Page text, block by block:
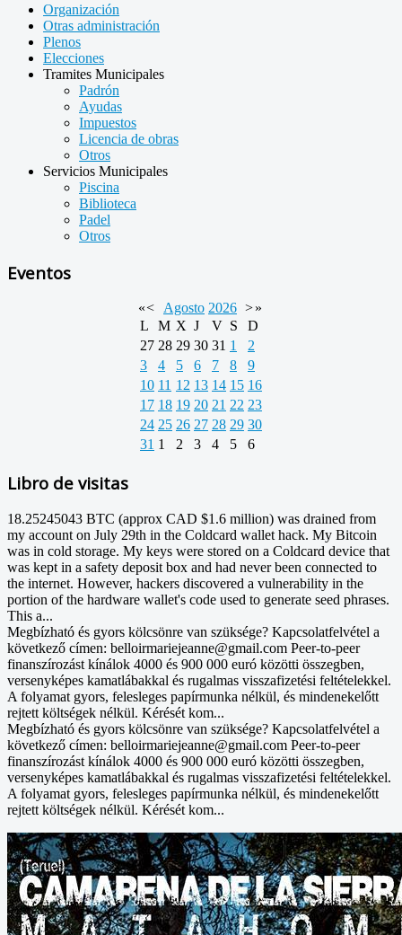
Organización
Otras administración
Plenos
Elecciones
Tramites Municipales
Padrón
Ayudas
Impuestos
Licencia de obras
Otros
Servicios Municipales
Piscina
Biblioteca
Padel
Otros
Eventos
«< Agosto 2026 >»
L
M X J V S
D
27 28 29 30 31 1
2
3
4 5 6 7 8
9
10 11 12 13 14 15 16
17 18 19 20 21 22 23
24 25 26 27 28 29 30
31 1 2 3 4 5 6
Libro de visitas
18.25245043 BTC (approx CAD $1.6 million) was drained from
my account on July 29th in the Coldcard wallet hack. My Bitcoin
was in cold storage. My keys were stored on a Coldcard device that
was kept in a safety deposit box and had never been connected to
the internet. However, hackers discovered a vulnerability in the
portion of the hardware wallet's code used to generate seed phrases.
This a...
Megbízható és gyors kölcsönre van szüksége? Kapcsolatfelvétel a
következő címen: belloirmariejeanne@gmail.com Peer-to-peer
finanszírozást kínálok 4000 és 900 000 euró közötti összegben,
versenyképes kamatlábakkal és rugalmas visszafizetési feltételekkel.
A folyamat gyors, felesleges papírmunka nélkül, és mindenekelőtt
rejtett költségek nélkül. Kérését kom...
Megbízható és gyors kölcsönre van szüksége? Kapcsolatfelvétel a
következő címen: belloirmariejeanne@gmail.com Peer-to-peer
finanszírozást kínálok 4000 és 900 000 euró közötti összegben,
versenyképes kamatlábakkal és rugalmas visszafizetési feltételekkel.
A folyamat gyors, felesleges papírmunka nélkül, és mindenekelőtt
rejtett költségek nélkül. Kérését kom...